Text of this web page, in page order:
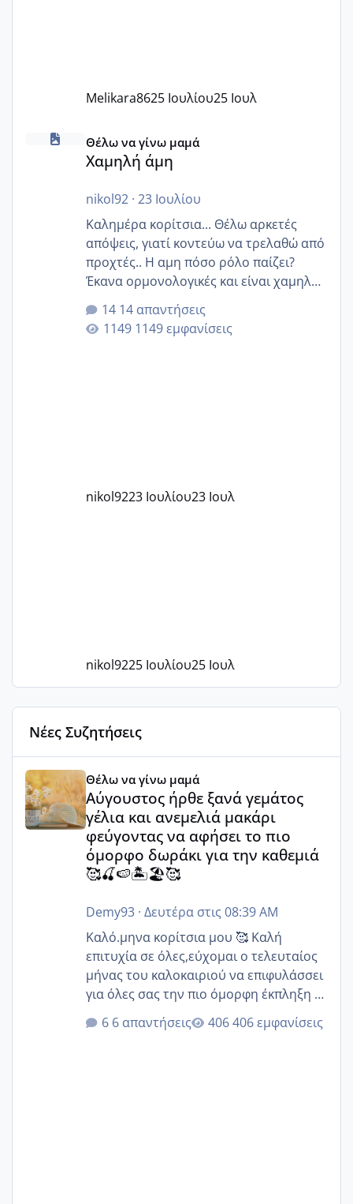
Melikara8625 Ιουλίου25 Ιουλ
Χαμηλή άμη
Θέλω να γίνω μαμά
Χαμηλή άμη
nikol92· 23 Ιουλίου
Καλημέρα κορίτσια... Θέλω αρκετές
απόψεις, γιατί κοντεύω να τρελαθώ από
προχτές.. Η αμη πόσο ρόλο παίζει?
Έκανα ορμονολογικές και είναι χαμηλή
για την ηλικία μου.. Είχα ήδη μια
εγκυμοσύνη, που έπρεπε να τερματιστεί
στην 27η εβδομάδα και προσπαθώ 7
14 απαντήσεις
1149 εμφανίσεις
nikol9223 Ιουλίου23 Ιουλ
nikol9225 Ιουλίου25 Ιουλ
Νέες Συζητήσεις
Αύγουστος ήρθε ξανά γεμάτος γέλια και ανεμελιά
Θέλω να γίνω μαμά
Αύγουστος ήρθε ξανά γεμάτος
γέλια και ανεμελιά μακάρι
φεύγοντας να αφήσει το πιο
όμορφο δωράκι για την καθεμιά
🥰🍒🍉🏝️🏖️🥰
Demy93· Δευτέρα στις 08:39 AM
Καλό.μηνα κορίτσια μου 🥰 Καλή
επιτυχία σε όλες,εύχομαι ο τελευταίος
μήνας του καλοκαιριού να επιφυλάσσει
για όλες σας την πιο όμορφη έκπληξη 🧿
@Elk @Melikara86 @Παρασκευαιδου
@Zenia z @melitiniღ @Christi.D.
6 απαντήσεις 406 εμφανίσεις